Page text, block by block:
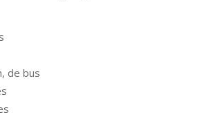
de bus